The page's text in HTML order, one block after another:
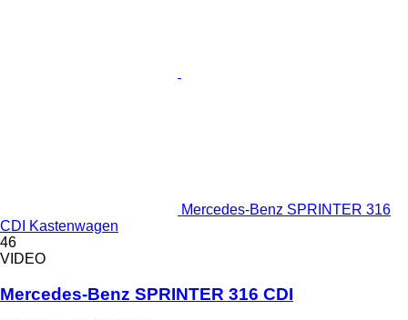
Mercedes-Benz SPRINTER 316
CDI Kastenwagen
46
VIDEO
Mercedes-Benz SPRINTER 316 CDI